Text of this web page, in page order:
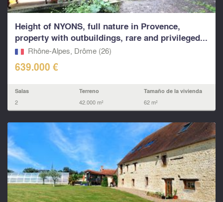
Height of NYONS, full nature in Provence,
property with outbuildings, rare and privileged...
Rhône-Alpes, Drôme (26)
639.000 €
Salas
2
Terreno
42.000 m²
Tamaño de la vivienda
62 m²